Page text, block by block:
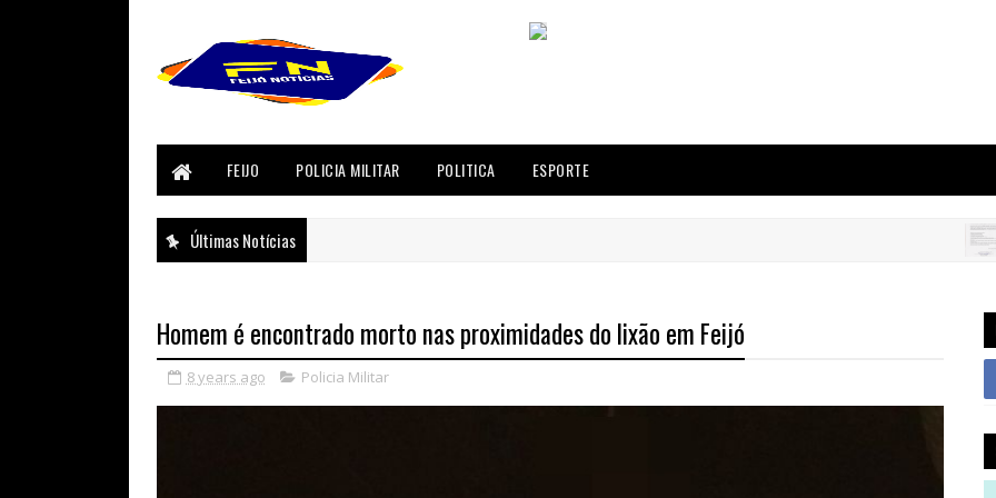
FEIJO POLICIA MILITAR POLITICA ESPORTE
Últimas Notícias FEIJÓ
Homem é encontrado morto nas proximidades do lixão em Feijó
8 years ago Policia Militar